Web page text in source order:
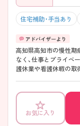
住宅補助・手当あり
高知県高知市の慢性期
なく、仕事とプライベ
護休業や看護休暇の取
お伝えしますのでご連
お気に入り